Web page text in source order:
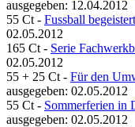
ausgegeben: 12.04.2012
55 Ct - Fussball
02.05.2012
165 Ct - Serie
02.05.2012
55 + 25 Ct - Für den
ausgegeben: 02.05.2012
55 Ct - Sommerferien in
ausgegeben: 02.05.2012